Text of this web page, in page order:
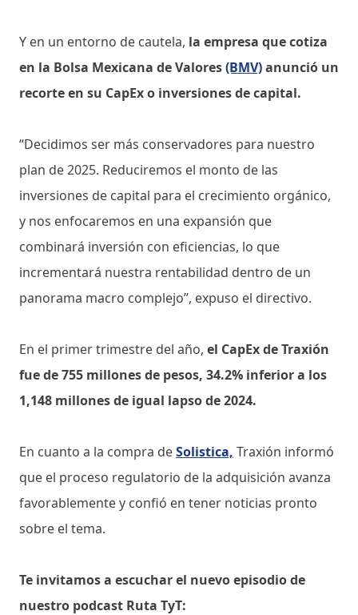
Y en un entorno de cautela, la empresa que cotiza
en la Bolsa Mexicana de Valores(BMV)anunció un
recorte en su CapEx o inversiones de capital.
“Decidimos ser más conservadores para nuestro
plan de 2025. Reduciremos el monto de las
inversiones de capital para el crecimiento orgánico,
y nos enfocaremos en una expansión que
combinará inversión con eficiencias, lo que
incrementará nuestra rentabilidad dentro de un
panorama macro complejo”, expuso el directivo.
En el primer trimestre del año, el CapEx de Traxión
fue de 755 millones de pesos, 34.2% inferior a los
1,148 millones de igual lapso de 2024.
En cuanto a la compra deSolistica, Traxión informó
que el proceso regulatorio de la adquisición avanza
favorablemente y confió en tener noticias pronto
sobre el tema.
Te invitamos a escuchar el nuevo episodio de
nuestro podcast Ruta TyT: